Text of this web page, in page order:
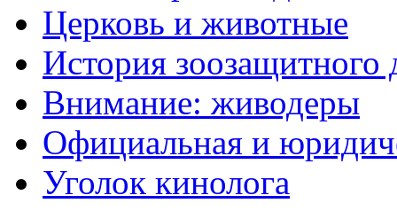
Церковь и животные
История зоозащитного
Внимание: живодеры
Официальная и
Уголок кинолога